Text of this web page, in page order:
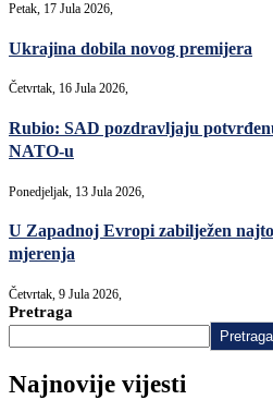
Petak, 17 Jula 2026,
Ukrajina dobila novog premijera
Četvrtak, 16 Jula 2026,
Rubio: SAD pozdravljaju
NATO-u
Ponedjeljak, 13 Jula 2026,
U Zapadnoj Evropi zabilježen
mjerenja
Četvrtak, 9 Jula 2026,
Pretraga
Pretraga
Najnovije vijesti